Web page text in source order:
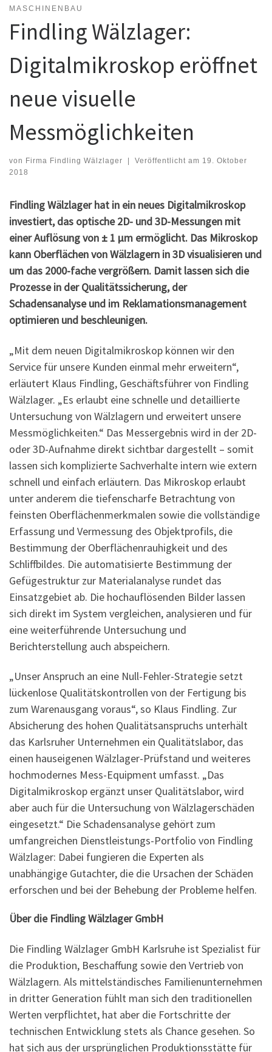
MASCHINENBAU
Findling Wälzlager:
Digitalmikroskop eröffnet
neue visuelle
Messmöglichkeiten
von Firma Findling Wälzlager Veröffentlicht am 19. Oktober
2018
Findling Wälzlager hat in ein neues Digitalmikroskop
investiert, das optische 2D- und 3D-Messungen mit
einer Auflösung von ± 1 µm ermöglicht. Das Mikroskop
kann Oberflächen von Wälzlagern in 3D visualisieren und
um das 2000-fache vergrößern. Damit lassen sich die
Prozesse in der Qualitätssicherung, der
Schadensanalyse und im Reklamationsmanagement
optimieren und beschleunigen.
„Mit dem neuen Digitalmikroskop können wir den
Service für unsere Kunden einmal mehr erweitern“,
erläutert Klaus Findling, Geschäftsführer von Findling
Wälzlager. „Es erlaubt eine schnelle und detaillierte
Untersuchung von Wälzlagern und erweitert unsere
Messmöglichkeiten.“ Das Messergebnis wird in der 2D-
oder 3D-Aufnahme direkt sichtbar dargestellt – somit
lassen sich komplizierte Sachverhalte intern wie extern
schnell und einfach erläutern. Das Mikroskop erlaubt
unter anderem die tiefenscharfe Betrachtung von
feinsten Oberflächenmerkmalen sowie die vollständige
Erfassung und Vermessung des Objektprofils, die
Bestimmung der Oberflächenrauhigkeit und des
Schliffbildes. Die automatisierte Bestimmung der
Gefügestruktur zur Materialanalyse rundet das
Einsatzgebiet ab. Die hochauflösenden Bilder lassen
sich direkt im System vergleichen, analysieren und für
eine weiterführende Untersuchung und
Berichterstellung auch abspeichern.
„Unser Anspruch an eine Null-Fehler-Strategie setzt
lückenlose Qualitätskontrollen von der Fertigung bis
zum Warenausgang voraus“, so Klaus Findling. Zur
Absicherung des hohen Qualitätsanspruchs unterhält
das Karlsruher Unternehmen ein Qualitätslabor, das
einen hauseigenen Wälzlager-Prüfstand und weiteres
hochmodernes Mess-Equipment umfasst. „Das
Digitalmikroskop ergänzt unser Qualitätslabor, wird
aber auch für die Untersuchung von Wälzlagerschäden
eingesetzt.“ Die Schadensanalyse gehört zum
umfangreichen Dienstleistungs-Portfolio von Findling
Wälzlager: Dabei fungieren die Experten als
unabhängige Gutachter, die die Ursachen der Schäden
erforschen und bei der Behebung der Probleme helfen.
Über die Findling Wälzlager GmbH
Die Findling Wälzlager GmbH Karlsruhe ist Spezialist für
die Produktion, Beschaffung sowie den Vertrieb von
Wälzlagern. Als mittelständisches Familienunternehmen
in dritter Generation fühlt man sich den traditionellen
Werten verpflichtet, hat aber die Fortschritte der
technischen Entwicklung stets als Chance gesehen. So
hat sich aus der ursprünglichen Produktionsstätte für